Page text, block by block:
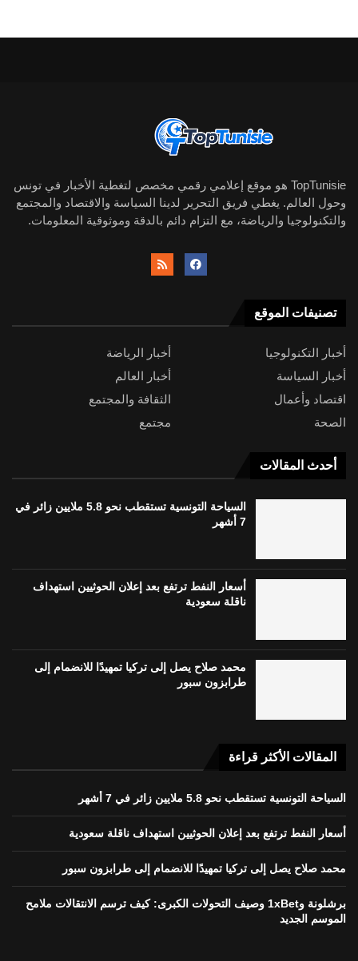
TopTunisie هو موقع إعلامي رقمي مخصص لتغطية الأخبار في تونس
وحول العالم. يغطي فريق التحرير لدينا السياسة والاقتصاد والمجتمع
والتكنولوجيا والرياضة، مع التزام دائم بالدقة وموثوقية المعلومات.
تصنيفات الموقع
أخبار التكنولوجيا
أخبار الرياضة
أخبار السياسة
أخبار العالم
اقتصاد وأعمال
الثقافة والمجتمع
الصحة
مجتمع
أحدث المقالات
السياحة التونسية تستقطب نحو 5.8 ملايين زائر في
7 أشهر
أسعار النفط ترتفع بعد إعلان الحوثيين استهداف
ناقلة سعودية
محمد صلاح يصل إلى تركيا تمهيدًا للانضمام إلى
طرابزون سبور
المقالات الأكثر قراءة
السياحة التونسية تستقطب نحو 5.8 ملايين زائر في 7 أشهر
أسعار النفط ترتفع بعد إعلان الحوثيين استهداف ناقلة سعودية
محمد صلاح يصل إلى تركيا تمهيدًا للانضمام إلى طرابزون سبور
برشلونة و1xBet وصيف التحولات الكبرى: كيف ترسم الانتقالات ملامح
الموسم الجديد